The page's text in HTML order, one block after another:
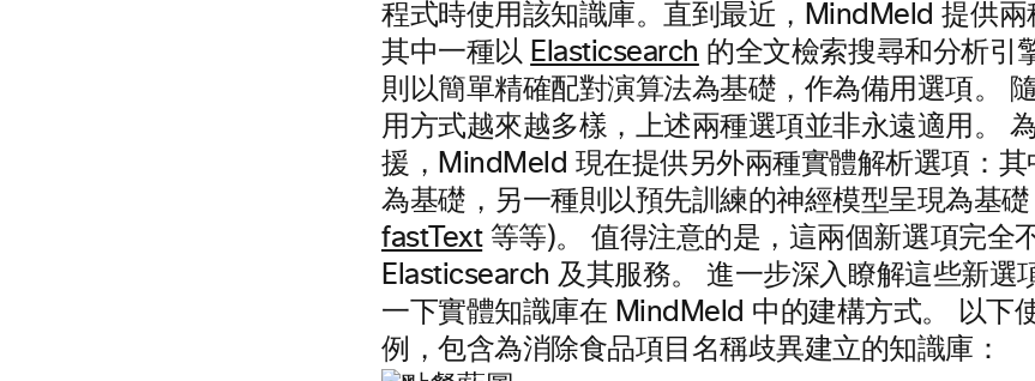
程式時使用該知識庫。直到最近，MindMeld 提供兩
其中一種以 Elasticsearch 的全文檢索搜尋和分析引
則以簡單精確配對演算法為基礎，作為備用選項。
用方式越來越多樣，上述兩種選項並非永遠適用。
援，MindMeld 現在提供另外兩種實體解析選項：其
為基礎，另一種則以預先訓練的神經模型呈現為基礎
fastText等等)。 值得注意的是，這兩個新選項完全
Elasticsearch 及其服務。 進一步深入瞭解這些新選
一下實體知識庫在 MindMeld 中的建構方式。 以下
例，包含為消除食品項目名稱歧異建立的知識庫：